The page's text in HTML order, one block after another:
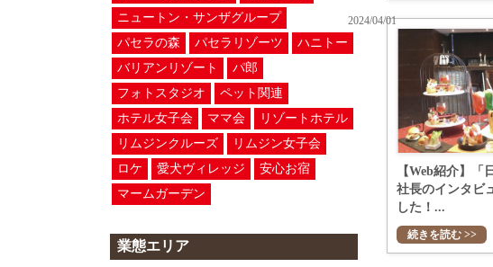
ニュートン・サンザグループ
パセラの森
パセラリゾーツ
ハニトー
バリアンリゾート
パ郎
フォトスタジオ
ペット関連
ホテル女子会
ママ会
リゾートホテル
リムジンクルーズ
リムジン女子会
ロケ
愛犬ヴィレッジ
安心お宿
マームガーデン
業態エリア
【Web紹介】「
社長のインタビ
した！...
2024/04/01
続きを読む >>